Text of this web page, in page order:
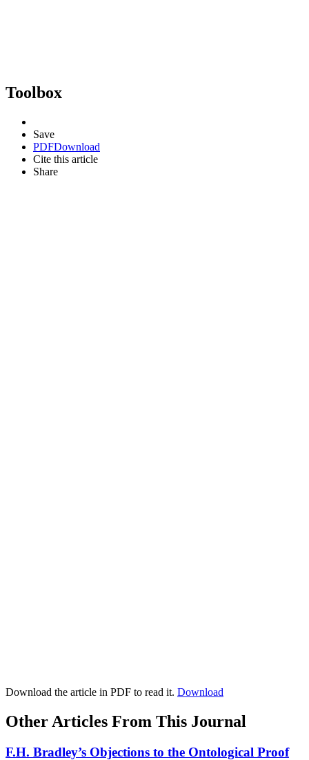
Toolbox
Save
PDFDownload
Cite this article
Share
Download the article in PDF to read it. Download
Other Articles From This Journal
F.H. Bradley’s Objections to the Ontological Proof